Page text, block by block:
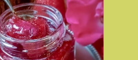
Desserts - glaces - pâtisserie